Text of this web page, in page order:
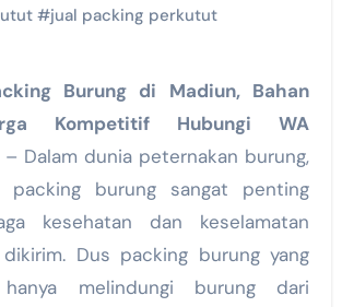
#jual packing perkutut
Kompetitif Hubungi WA
– Dalam dunia peternakan burung,
packing burung sangat penting
kesehatan dan keselamatan
Dus packing burung yang
melindungi burung dari